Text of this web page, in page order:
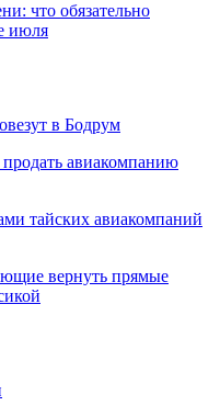
что обязательно
июля
в Бодрум
авиакомпанию
тайских авиакомпаний
вернуть прямые